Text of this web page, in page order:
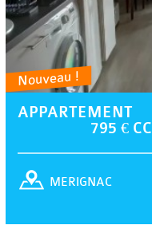
Nouveau !
APPARTEMENT
795 € CC
MERIGNAC